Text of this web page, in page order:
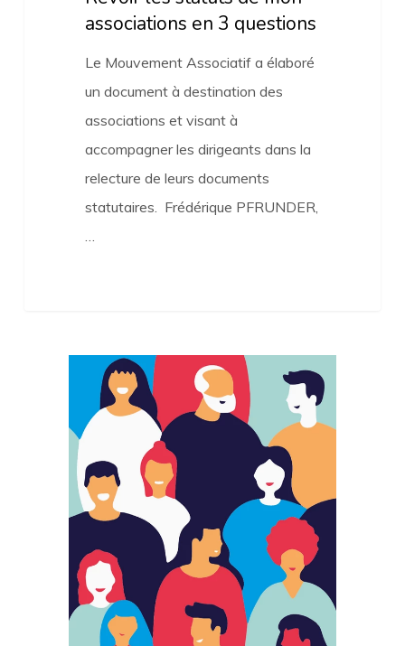
associations en 3 questions
Le Mouvement Associatif a élaboré
un document à destination des
associations et visant à
accompagner les dirigeants dans la
relecture de leurs documents
statutaires. Frédérique PFRUNDER,